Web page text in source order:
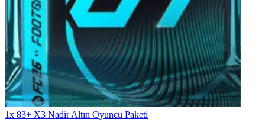
1x 83+ X3 Nadir Altın Oyuncu Paketi